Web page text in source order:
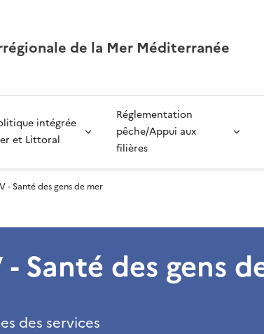
de la Mer Méditerranée
intégrée
et Littoral
Réglementation
pêche/Appui aux
filières
- Santé des gens de mer
- Santé des gens
des services